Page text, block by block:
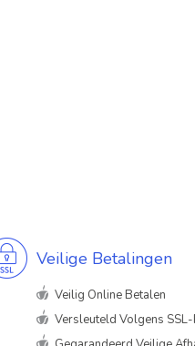
Veilige Betalingen
Veilig Online Betalen
Versleuteld Volgens